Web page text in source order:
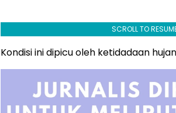
SCROLL TO
Kondisi ini dipicu oleh ketidadaan